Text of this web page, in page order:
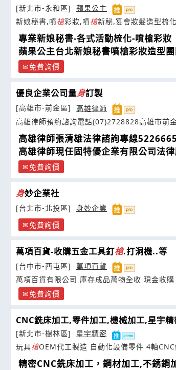
[新北市-永和區]
蘋果公主
新娘秘書,噴槍彩妝,噴槍新秘,宴會妝髮造型梳
專業新娘秘書-各式活動梳化-噴槍彩妝
蘋果公主台北新娘秘書噴槍彩妝造型
免費詢價
優良企業公司量身訂製
[高雄市-前金區]
高雄律師
高雄律師預約諮詢電話(07)2728828高雄市前
高雄律師張清雄法律諮詢專線5226665
高雄律師現任固特優企業有限公司法
免費詢價
身妙企業社
[台北市-北投區]
身妙企業
免費詢價
萬項百貨-收購五金工具釘槍.打洞機..等
[台中市-西屯區]
萬項百貨
萬項百貨有限公司 庫存成品萬物全收 現金收
免費詢價
CNC銑床加工,零件加工,機械加工,星宇
[新北市-樹林區]
星宇精密
玩具槍OEM代工製造 自動化設備零件 4軸
精密CNC銑床加工，鋼材加工,不銹鋼